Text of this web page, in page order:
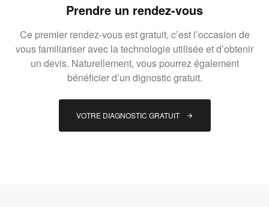
Prendre un rendez-vous
Ce premier rendez-vous est gratuit, c’est l’occasion de
vous familiariser avec la technologie utilisée et d’obtenir
un devis. Naturellement, vous pourrez également
bénéficier d’un dignostic gratuit.
VOTRE DIAGNOSTIC GRATUIT